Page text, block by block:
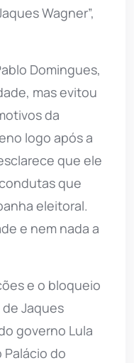
Wagner”,
Domingues,
mas evitou
da
logo após a
que ele
que
eleitoral.
e nem nada a
e o bloqueio
Jaques
governo Lula
Palácio do